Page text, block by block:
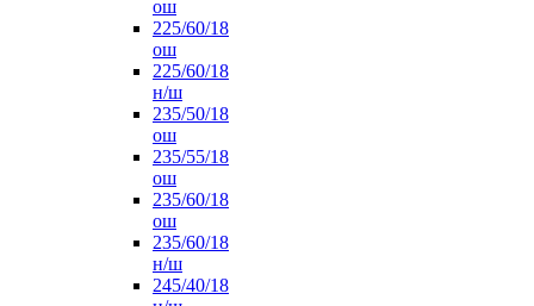
ош
225/60/18
ош
225/60/18
н/ш
235/50/18
ош
235/55/18
ош
235/60/18
ош
235/60/18
н/ш
245/40/18